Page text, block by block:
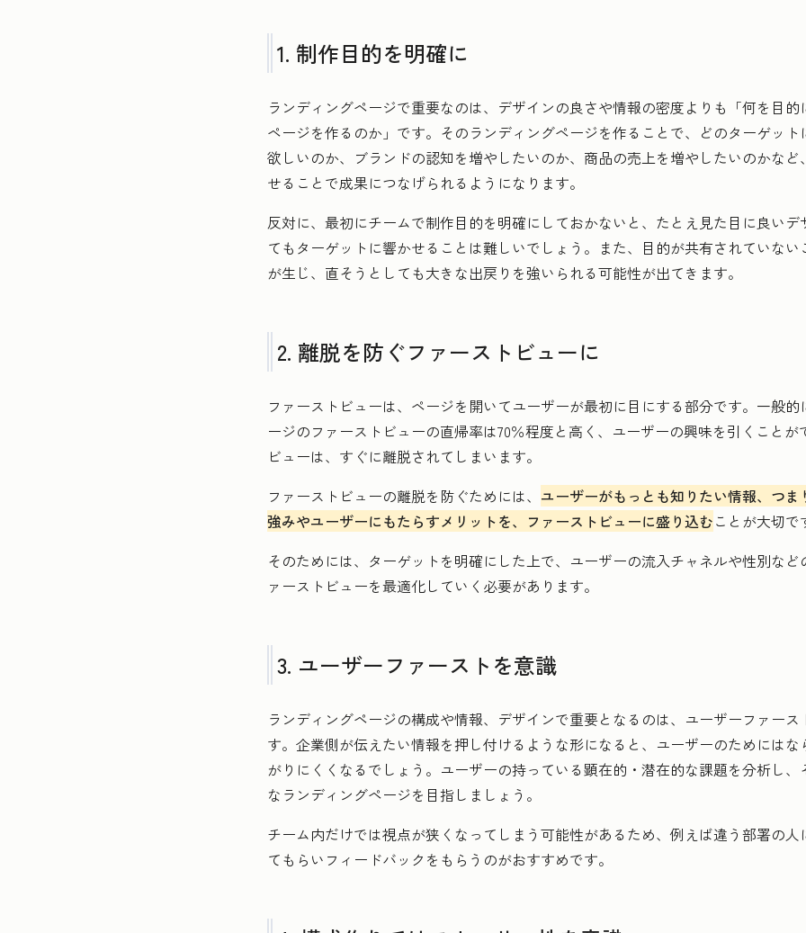
1. 制作目的を明確に
ランディングページで重要なのは、デザインの良さや情報の密度よりも「何を目
ページを作るのか」です。そのランディングページを作ることで、どのターゲット
欲しいのか、ブランドの認知を増やしたいのか、商品の売上を増やしたいのかなど
せることで成果につなげられるようになります。
反対に、最初にチームで制作目的を明確にしておかないと、たとえ見た目に良いデ
てもターゲットに響かせることは難しいでしょう。また、目的が共有されていない
が生じ、直そうとしても大きな出戻りを強いられる可能性が出てきます。
2. 離脱を防ぐファーストビューに
ファーストビューは、ページを開いてユーザーが最初に目にする部分です。一般
ージのファーストビューの直帰率は70％程度と高く、ユーザーの興味を引くことが
ビューは、すぐに離脱されてしまいます。
ファーストビューの離脱を防ぐためには、 ユーザーがもっとも知りたい情報、つ
強みやユーザーにもたらすメリットを、ファーストビューに盛り込むことが大切で
そのためには、ターゲットを明確にした上で、ユーザーの流入チャネルや性別など
ァーストビューを最適化していく必要があります。
3. ユーザーファーストを意識
ランディングページの構成や情報、デザインで重要となるのは、ユーザーファー
す。企業側が伝えたい情報を押し付けるような形になると、ユーザーのためにはな
がりにくくなるでしょう。ユーザーの持っている顕在的・潜在的な課題を分析し、
なランディングページを目指しましょう。
チーム内だけでは視点が狭くなってしまう可能性があるため、例えば違う部署の
てもらいフィードバックをもらうのがおすすめです。